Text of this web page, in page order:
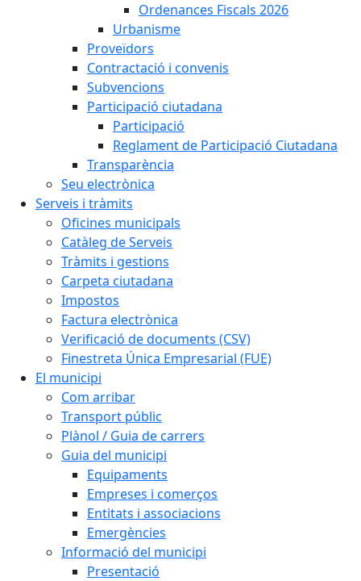
Ordenances Fiscals 2026
Urbanisme
Proveïdors
Contractació i convenis
Subvencions
Participació ciutadana
Participació
Reglament de Participació Ciutadana
Transparència
Seu electrònica
Serveis i tràmits
Oficines municipals
Catàleg de Serveis
Tràmits i gestions
Carpeta ciutadana
Impostos
Factura electrònica
Verificació de documents (CSV)
Finestreta Única Empresarial (FUE)
El municipi
Com arribar
Transport públic
Plànol / Guia de carrers
Guia del municipi
Equipaments
Empreses i comerços
Entitats i associacions
Emergències
Informació del municipi
Presentació